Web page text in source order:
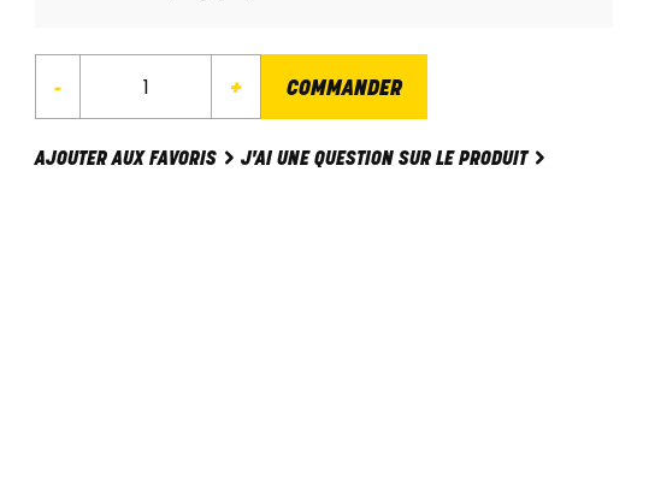
- + COMMANDER
AJOUTER AUX FAVORIS J'AI UNE QUESTION SUR LE PRODUIT